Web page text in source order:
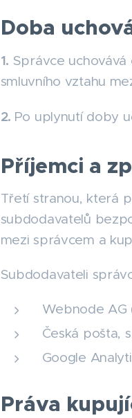
Doba
1. Správce
smluvního vztahu
2. Po uplynutí doby
Příjemci a
Třetí stranou, která
subdodavatelů
mezi správcem a
Subdodavateli
Webnode AG
Česká pošta,
Google
Práva